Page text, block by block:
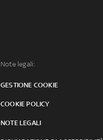
Note legali:
GESTIONE COOKIE
COOKIE POLICY
NOTE LEGALI